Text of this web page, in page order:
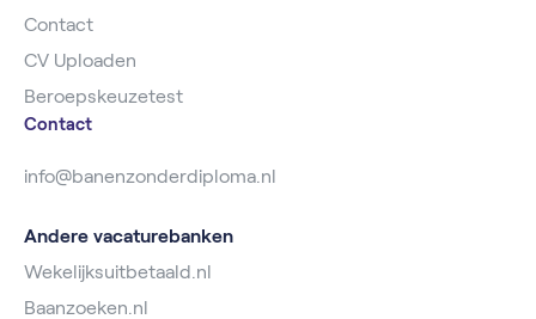
Contact
CV Uploaden
Beroepskeuzetest
Contact
info@banenzonderdiploma.nl
Andere vacaturebanken
Wekelijksuitbetaald.nl
Baanzoeken.nl